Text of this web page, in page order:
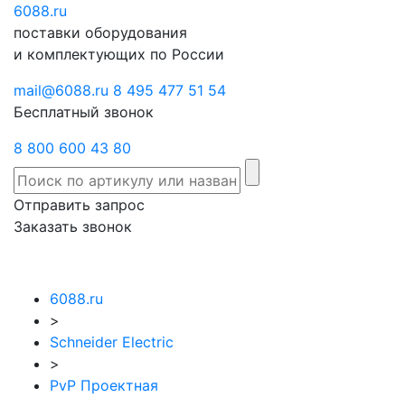
6088.ru
поставки оборудования
и комплектующих по России
mail@6088.ru 8 495 477 51 54
Бесплатный звонок
8 800 600 43 80
Отправить запрос
Заказать звонок
6088.ru
>
Schneider Electric
>
PvP Проектная
Отправить
запрос
звонок